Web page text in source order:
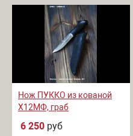
Нож ПУККО из кованой
Х12МФ, граб
6 250 руб